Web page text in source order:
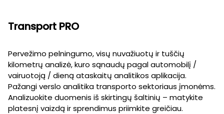
Transport PRO
Pervežimo pelningumo, visų nuvažiuotų ir tuščių
kilometrų analizė, kuro sąnaudų pagal automobilį /
vairuotoją / dieną ataskaitų analitikos aplikacija.
Pažangi verslo analitika transporto sektoriaus įmonėms.
Analizuokite duomenis iš skirtingų šaltinių – matykite
platesnį vaizdą ir sprendimus priimkite greičiau.